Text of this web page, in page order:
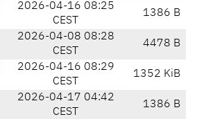
2026-04-16 08:25
CEST
1386 B
2026-04-08 08:28
CEST
4478 B
2026-04-16 08:29
CEST
1352 KiB
2026-04-17 04:42
CEST
1386 B